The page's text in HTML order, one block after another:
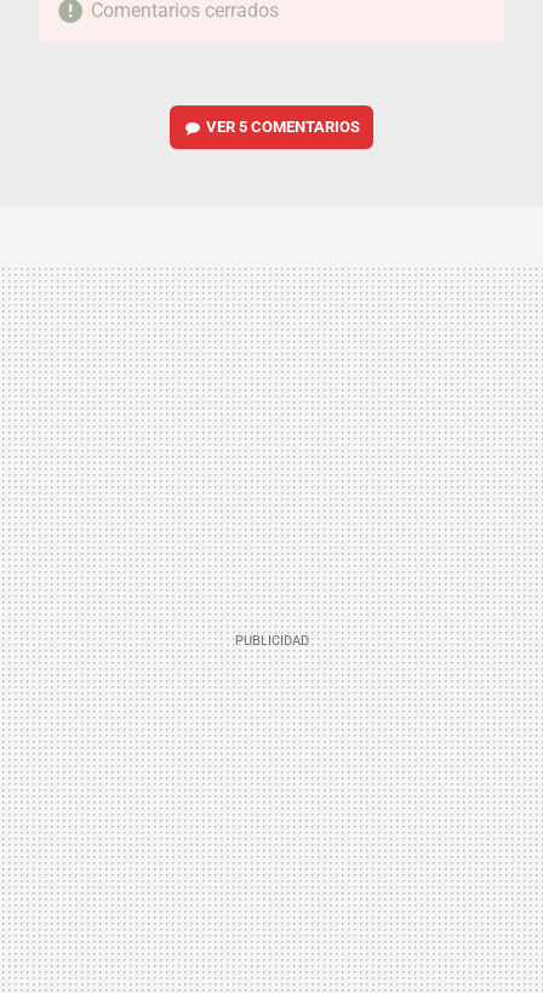
Comentarios cerrados
VER5 COMENTARIOS